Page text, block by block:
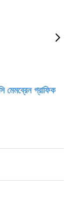
মেমব্রেন গ্রাফিক